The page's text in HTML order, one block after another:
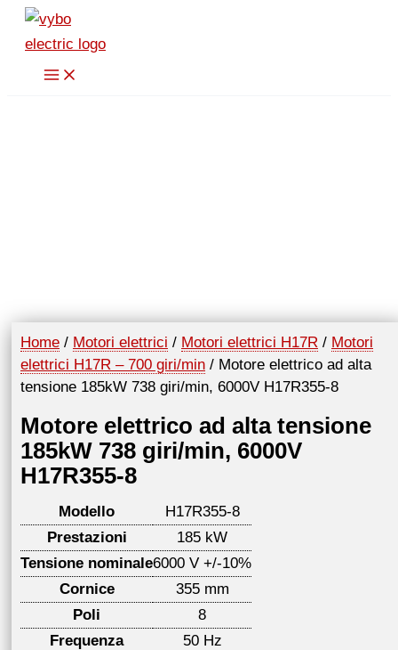
Vai
contenuto
Home / Motori elettrici / Motori elettrici H17R / Motori
elettrici H17R – 700 giri/min / Motore elettrico ad alta
tensione 185kW 738 giri/min, 6000V H17R355-8
Motore elettrico ad alta tensione
185kW 738 giri/min, 6000V
H17R355-8
Modello
H17R355-8
Prestazioni
185 kW
Tensione nominale6000 V +/-10%
Cornice
355 mm
Poli
8
Frequenza
50 Hz